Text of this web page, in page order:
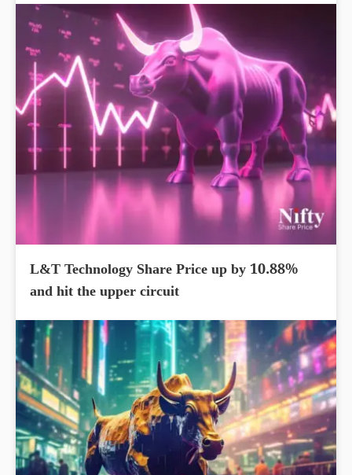
L&T Technology Share Price up by 10.88%
and hit the upper circuit